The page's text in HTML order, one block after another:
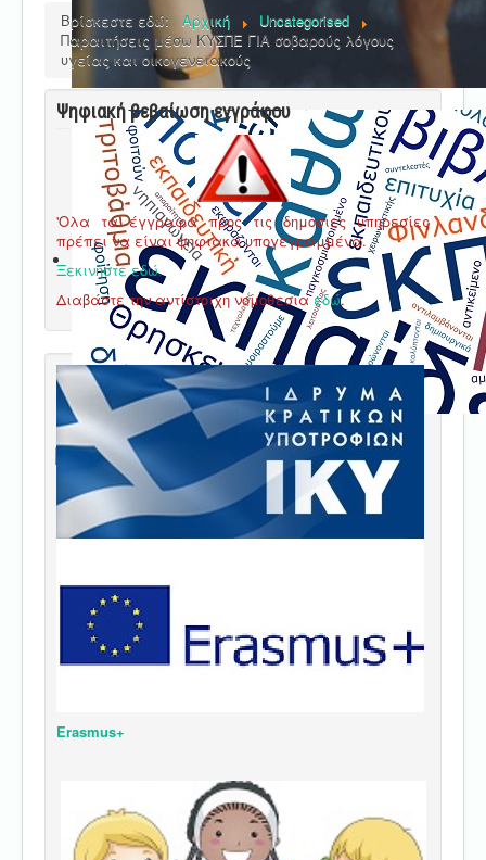
Βρίσκεστε εδώ: Αρχική
Uncategorised
Παραιτήσεις μέσω ΚΥΣΠΕ ΓΙΑ σοβαρούς λόγους
υγείας και οικογενειακούς
Ψηφιακή βεβαίωση εγγράφου
'Ολα τα έγγραφα προς τις δημόσιες υπηρεσίες
πρέπει να είναι ψηφιακά υπογεγραμμένα.
Ξεκινήστε εδώ.
Διαβάστε την αντίστοιχη νομοθεσίαεδώ.
Erasmus+